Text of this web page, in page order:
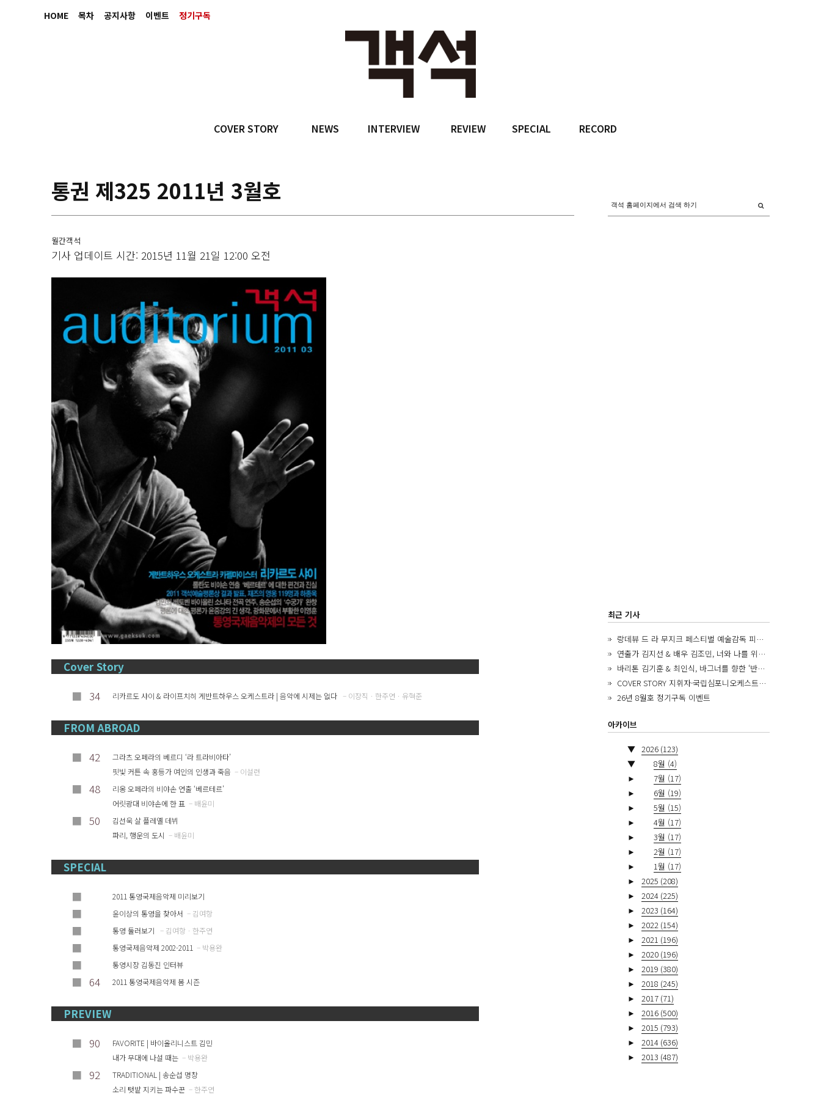
HOME 목차 공지사항 이벤트 정기구독
COVER STORY NEWS INTERVIEW REVIEW SPECIAL RECORD
통권 제325 2011년 3월호
월간객석
기사 업데이트 시간: 2015년 11월 21일 12:00 오전
Cover Story
■ 34 리카르도 샤이 & 라이프치히 게반트하우스 오케스트라 | 음악에 시제는 없다 – 이장직ㆍ한주연ㆍ유혁준
FROM ABROAD
■ 42
그라츠 오페라의 베르디 ‘라 트라비아타’
핏빛 커튼 속 홍등가 여인의 인생과 죽음 – 이설련
■ 48
리옹 오페라의 비야손 연출 ‘베르테르’
어릿광대 비야손에 한 표 – 배윤미
■ 50
김선욱 살 플레옐 데뷔
파리, 행운의 도시 – 배윤미
SPECIAL
■
2011 통영국제음악제 미리보기
■ 윤이상의 통영을 찾아서 – 김여항
■ 통영 둘러보기 – 김여항ㆍ한주연
■ 통영국제음악제 2002-2011 – 박용완
■ 통영시장 김동진 인터뷰
■ 64 2011 통영국제음악제 봄 시즌
PREVIEW
■ 90
FAVORITE | 바이올리니스트 김민
내가 무대에 나설 때는 – 박용완
■ 92
TRADITIONAL | 송순섭 명창
소리 텃밭 지키는 파수꾼 – 한주연
최근 기사
랑데뷰 드 라 무지크 페스티벌 예술감독 피아니스트 김혜진, 5년간의 여정을 돌아보며
연출가 김지선 & 배우 김조민, 너와 나를 위한 ‘모두의 숲’에서 만나는 동심
바리톤 김기훈 & 최인식, 바그너를 향한 ‘반지 원정대’를 앞두고
COVER STORY 지휘자·국립심포니오케스트라 제8대 음악감독 로베르토 아바도
26년 8월호 정기구독 이벤트
아카이브
▼ 2026 (123)
▼
8월 (4)
►
7월 (17)
►
6월 (19)
►
5월 (15)
►
4월 (17)
►
3월 (17)
►
2월 (17)
►
1월 (17)
►
2025 (208)
►
2024 (225)
►
2023 (164)
►
2022 (154)
►
2021 (196)
►
2020 (196)
►
2019 (380)
►
2018 (245)
►
2017 (71)
►
2016 (500)
►
2015 (793)
►
2014 (636)
►
2013 (487)